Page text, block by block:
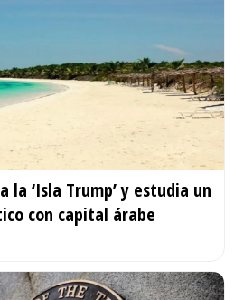
la ‘Isla Trump’ y estudia un
con capital árabe